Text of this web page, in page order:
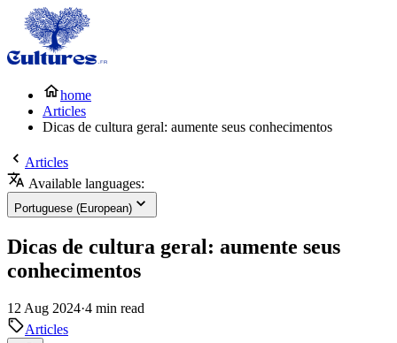
home
Articles
Dicas de cultura geral: aumente seus conhecimentos
Articles
Available languages:
Portuguese (European)
Dicas de cultura geral: aumente seus
conhecimentos
12 Aug 2024·4 min read
Articles